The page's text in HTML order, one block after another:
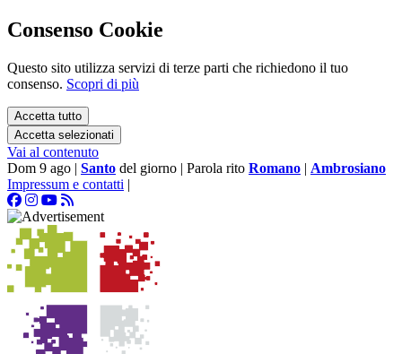
Consenso Cookie
Questo sito utilizza servizi di terze parti che richiedono il tuo
consenso. Scopri di più
Accetta tutto
Accetta selezionati
Vai al contenuto
Dom 9 ago | Santo del giorno | Parola rito Romano | Ambrosiano
Impressum e contatti |